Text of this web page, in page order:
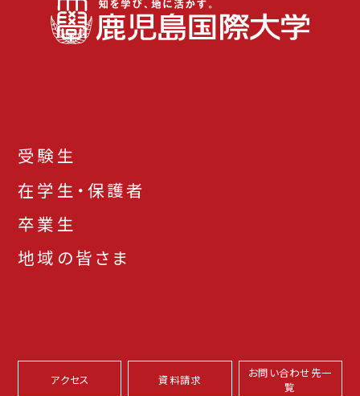
受験生
在学生・保護者
卒業生
地域の皆さま
アクセス 資料請求
お問い合わせ先一
覧